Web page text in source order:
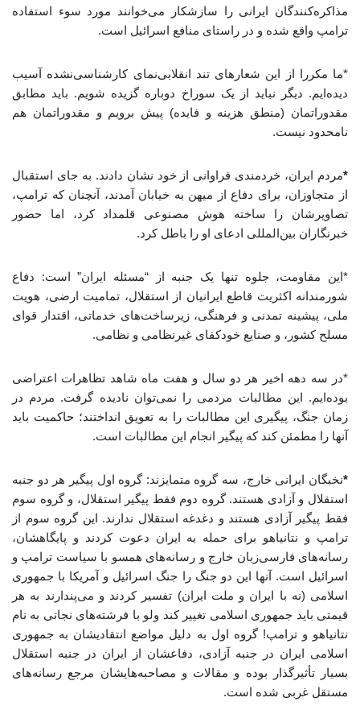
مذاکره‌کنندگان ایرانی را سازشکار می‌خوانند مورد سوء استفاده
ترامپ واقع شده و در راستای منافع اسرائیل است.
*ما مکررا از این شعارهای تند انقلابی‌نمای کارشناسی‌نشده آسیب
دیده‌ایم. دیگر نباید از یک سوراخ دوباره گزیده شویم. باید مطابق
مقدوراتمان (منطق هزینه و فایده) پیش برویم و مقدوراتمان هم
نامحدود نیست.
*مردم ایران، خردمندی فراوانی از خود نشان دادند. به جای استقبال
از متجاوزان، برای دفاع از میهن به خیابان آمدند، آنچنان که ترامپ،
تصاویرشان را ساخته هوش مصنوعی قلمداد کرد، اما حضور
خبرنگاران بین‌المللی ادعای او را باطل کرد.
*این مقاومت، جلوه تنها یک جنبه از “مسئله ایران” است: دفاع
شورمندانه اکثریت قاطع ایرانیان از استقلال، تمامیت ارضی، هویت
ملی، پیشینه تمدنی و فرهنگی، زیرساخت‌های خدماتی، اقتدار قوای
مسلح کشور، و صنایع خودکفای غیرنظامی و نظامی.
*در سه دهه اخیر هر دو سال و هفت ماه شاهد تظاهرات اعتراضی
بوده‌ایم. این مطالبات مردمی را نمی‌توان نادیده گرفت. مردم در
زمان جنگ، پیگیری این مطالبات را به تعویق انداختند؛ حاکمیت باید
آنها را مطمئن کند که پیگیر انجام این مطالبات است.
*نخبگان ایرانی خارج، سه گروه متمایزند: گروه اول پیگیر هر دو جنبه
استقلال و آزادی هستند. گروه دوم فقط پیگیر استقلال، و گروه سوم
فقط پیگیر آزادی هستند و دغدغه استقلال ندارند. این گروه سوم از
ترامپ و نتانیاهو برای حمله به ایران دعوت کردند و پایگاهشان،
رسانه‌های فارسی‌زبان خارج و رسانه‌های همسو با سیاست ترامپ و
اسرائیل است. آنها این دو جنگ را جنگ اسرائیل و آمریکا با جمهوری
اسلامی (نه با ایران و ملت ایران) تفسیر کردند و می‌پندارند به هر
قیمتی باید جمهوری اسلامی تغییر کند ولو با فرشته‌های نجاتی به نام
نتانیاهو و ترامپ! گروه اول به دلیل مواضع انتقادیشان به جمهوری
اسلامی ایران در جنبه آزادی، دفاعشان از ایران در جنبه استقلال
بسیار تأثیرگذار بوده و مقالات و مصاحبه‌هایشان مرجع رسانه‌های
مستقل غربی شده است.